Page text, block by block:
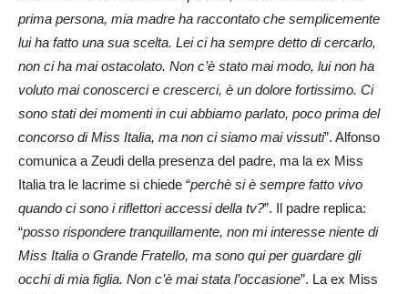
prima persona, mia madre ha raccontato che semplicemente
lui ha fatto una sua scelta. Lei ci ha sempre detto di cercarlo,
non ci ha mai ostacolato. Non c’è stato mai modo, lui non ha
voluto mai conoscerci e crescerci, è un dolore fortissimo. Ci
sono stati dei momenti in cui abbiamo parlato, poco prima del
concorso di Miss Italia, ma non ci siamo mai vissuti”. Alfonso
comunica a Zeudi della presenza del padre, ma la ex Miss
Italia tra le lacrime si chiede “perchè si è sempre fatto vivo
quando ci sono i riflettori accessi della tv?”. Il padre replica:
“posso rispondere tranquillamente, non mi interesse niente di
Miss Italia o Grande Fratello, ma sono qui per guardare gli
occhi di mia figlia. Non c’è mai stata l’occasione”. La ex Miss